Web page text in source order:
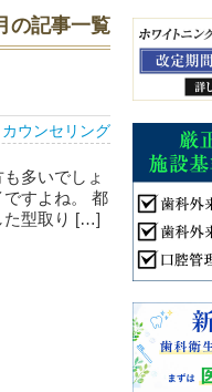
の記事一覧
カウンセリング
多いでしょ
すよね。 都
た型取り […]